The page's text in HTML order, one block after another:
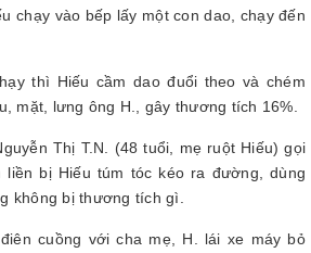
chạy vào bếp lấy một con dao, chạy đến
thì Hiếu cầm dao đuổi theo và chém
mặt, lưng ông H., gây thương tích 16%.
Thị T.N. (48 tuổi, mẹ ruột Hiếu) gọi
liền bị Hiếu túm tóc kéo ra đường, dùng
không bị thương tích gì.
cuồng với cha mẹ, H. lái xe máy bỏ